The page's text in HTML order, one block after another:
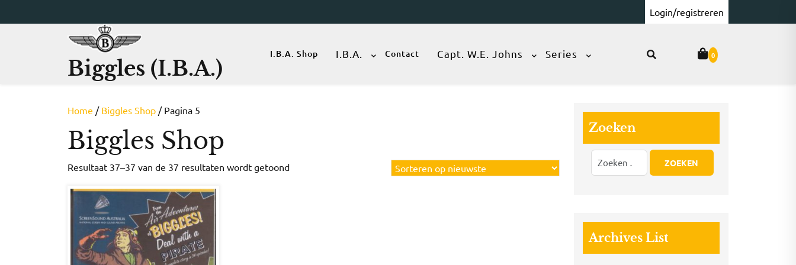
naar
Login/registreren
Biggles (I.B.A.)
I.B.A. Shop I.B.A. Contact Capt. W.E. Johns Series 0
Home / Biggles Shop / Pagina 5
Biggles Shop
Resultaat 37–37 van de 37 resultaten wordt getoondGesorteerd
Zoeken
Archives List